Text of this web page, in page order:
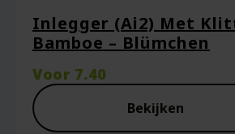
Inlegger (Ai2) Met
Bamboe – Blümchen
Voor 7.40
Bekijken